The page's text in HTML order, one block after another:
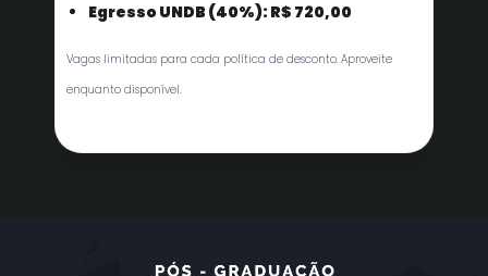
Egresso UNDB (40%): R$ 720,00
Vagas limitadas para cada política de desconto. Aproveite
enquanto disponível.